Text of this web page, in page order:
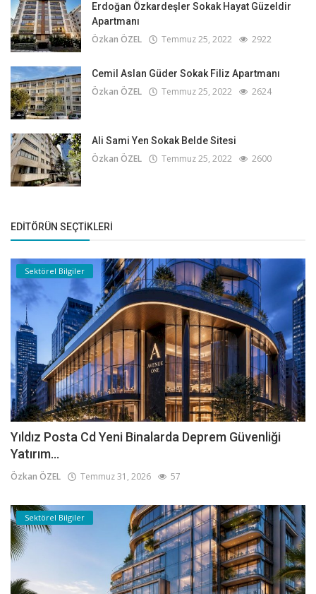
Erdoğan Özkardeşler Sokak Hayat Güzeldir
Apartmanı
Özkan ÖZEL Temmuz 25, 2022 2922
Cemil Aslan Güder Sokak Filiz Apartmanı
Özkan ÖZEL Temmuz 25, 2022 2624
Ali Sami Yen Sokak Belde Sitesi
Özkan ÖZEL Temmuz 25, 2022 2600
EDITÖRÜN SEÇTIKLERI
Sektörel Bilgiler
Yıldız Posta Cd Yeni Binalarda Deprem Güvenliği
Yatırım...
Özkan ÖZEL Temmuz 31, 2026 57
Sektörel Bilgiler